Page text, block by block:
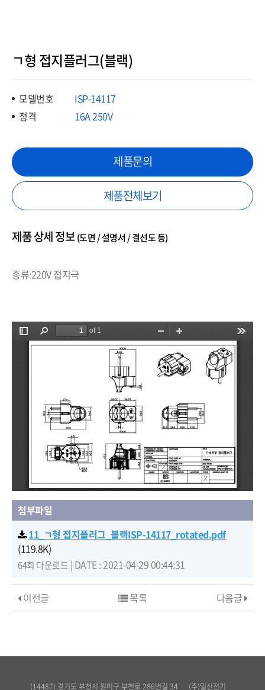
ㄱ형 접지플러그(블랙)
모델번호
ISP-14117
정격
16A 250V
제품문의
제품전체보기
제품 상세 정보(도면 / 설명서 / 결선도 등)
종류:220V 접지극
첨부파일
11_ㄱ형 접지플러그_블랙ISP-14117_rotated.pdf
(119.8K)
64회 다운로드 | DATE : 2021-04-29 00:44:31
이전글 다음글
목록
(14487) 경기도 부천시 원미구 부천로 286번길 34 (주)일신전기